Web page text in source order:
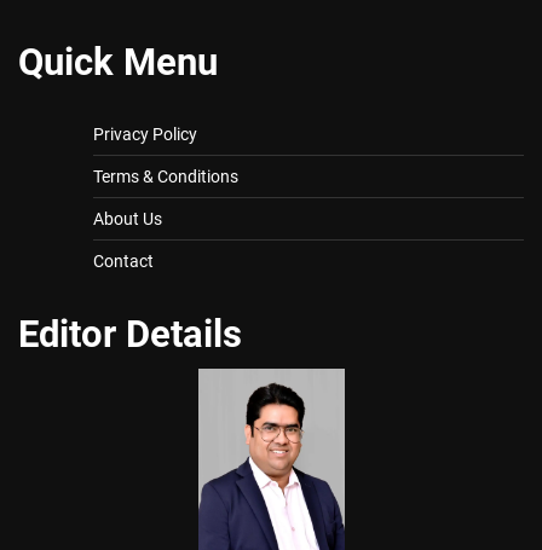
Quick Menu
Privacy Policy
Terms & Conditions
About Us
Contact
Editor Details